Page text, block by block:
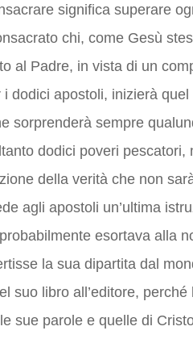
significa superare
chi, come Gesù
al Padre, in vista di un
dodici apostoli, inizierà
sorprenderà sempre
dodici poveri pescatori,
della verità che non
agli apostoli un’ultima
esortava alla
la sua dipartita dal
suo libro all’editore, perché
sue parole e quelle di